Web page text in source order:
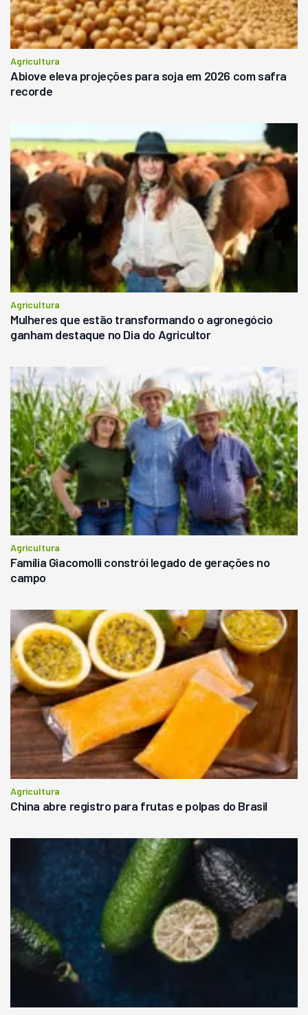
Agricultura
Abiove eleva projeções para soja em 2026 com safra
recorde
Agricultura
Mulheres que estão transformando o agronegócio
ganham destaque no Dia do Agricultor
Agricultura
Família Giacomolli constrói legado de gerações no
campo
Agricultura
China abre registro para frutas e polpas do Brasil